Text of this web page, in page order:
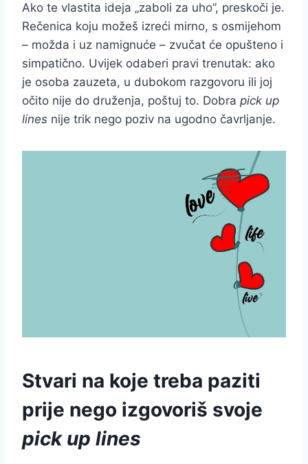
Ako te vlastita ideja „zaboli za uho”, preskoči je.
Rečenica koju možeš izreći mirno, s osmijehom
– možda i uz namignuće – zvučat će opušteno i
simpatično. Uvijek odaberi pravi trenutak: ako
je osoba zauzeta, u dubokom razgovoru ili joj
očito nije do druženja, poštuj to. Dobra pick up
lines nije trik nego poziv na ugodno čavrljanje.
Stvari na koje treba paziti
prije nego izgovoriš svoje
pick up lines